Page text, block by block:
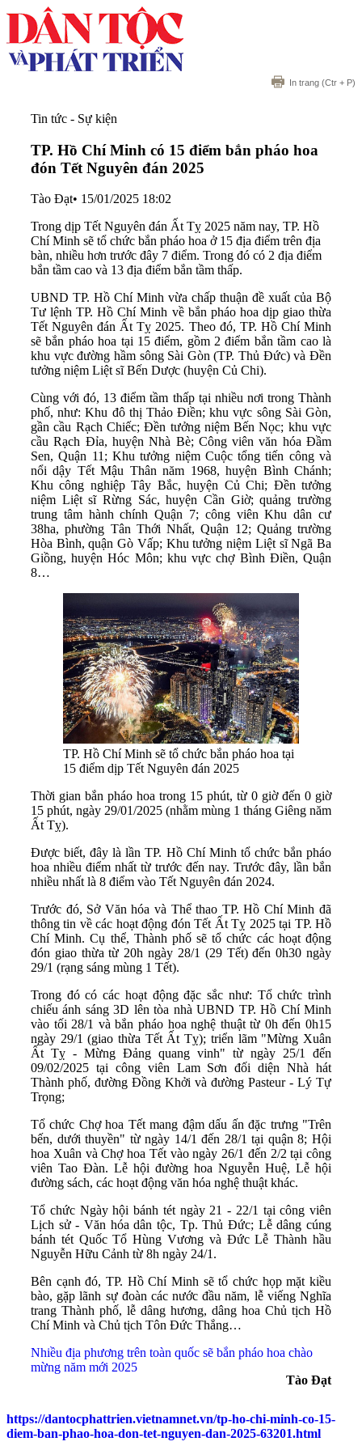
In trang (Ctr + P)
Tin tức - Sự kiện
TP. Hồ Chí Minh có 15 điểm bắn pháo hoa
đón Tết Nguyên đán 2025
Tào Đạt• 15/01/2025 18:02
Trong dịp Tết Nguyên đán Ất Tỵ 2025 năm nay, TP. Hồ
Chí Minh sẽ tổ chức bắn pháo hoa ở 15 địa điểm trên địa
bàn, nhiều hơn trước đây 7 điểm. Trong đó có 2 địa điểm
bắn tầm cao và 13 địa điểm bắn tầm thấp.
UBND TP. Hồ Chí Minh vừa chấp thuận đề xuất của Bộ
Tư lệnh TP. Hồ Chí Minh về bắn pháo hoa dịp giao thừa
Tết Nguyên đán Ất Tỵ 2025. Theo đó, TP. Hồ Chí Minh
sẽ bắn pháo hoa tại 15 điểm, gồm 2 điểm bắn tầm cao là
khu vực đường hầm sông Sài Gòn (TP. Thủ Đức) và Đền
tưởng niệm Liệt sĩ Bến Dược (huyện Củ Chi).
Cùng với đó, 13 điểm tầm thấp tại nhiều nơi trong Thành
phố, như: Khu đô thị Thảo Điền; khu vực sông Sài Gòn,
gần cầu Rạch Chiếc; Đền tưởng niệm Bến Nọc; khu vực
cầu Rạch Đỉa, huyện Nhà Bè; Công viên văn hóa Đầm
Sen, Quận 11; Khu tưởng niệm Cuộc tổng tiến công và
nổi dậy Tết Mậu Thân năm 1968, huyện Bình Chánh;
Khu công nghiệp Tây Bắc, huyện Củ Chi; Đền tưởng
niệm Liệt sĩ Rừng Sác, huyện Cần Giờ; quảng trường
trung tâm hành chính Quận 7; công viên Khu dân cư
38ha, phường Tân Thới Nhất, Quận 12; Quảng trường
Hòa Bình, quận Gò Vấp; Khu tưởng niệm Liệt sĩ Ngã Ba
Giồng, huyện Hóc Môn; khu vực chợ Bình Điền, Quận
8…
TP. Hồ Chí Minh sẽ tổ chức bắn pháo hoa tại
15 điểm dịp Tết Nguyên đán 2025
Thời gian bắn pháo hoa trong 15 phút, từ 0 giờ đến 0 giờ
15 phút, ngày 29/01/2025 (nhằm mùng 1 tháng Giêng năm
Ất Tỵ).
Được biết, đây là lần TP. Hồ Chí Minh tổ chức bắn pháo
hoa nhiều điểm nhất từ trước đến nay. Trước đây, lần bắn
nhiều nhất là 8 điểm vào Tết Nguyên đán 2024.
Trước đó, Sở Văn hóa và Thể thao TP. Hồ Chí Minh đã
thông tin về các hoạt động đón Tết Ất Tỵ 2025 tại TP. Hồ
Chí Minh. Cụ thể, Thành phố sẽ tổ chức các hoạt động
đón giao thừa từ 20h ngày 28/1 (29 Tết) đến 0h30 ngày
29/1 (rạng sáng mùng 1 Tết).
Trong đó có các hoạt động đặc sắc như: Tổ chức trình
chiếu ánh sáng 3D lên tòa nhà UBND TP. Hồ Chí Minh
vào tối 28/1 và bắn pháo hoa nghệ thuật từ 0h đến 0h15
ngày 29/1 (giao thừa Tết Ất Tỵ); triển lãm "Mừng Xuân
Ất Tỵ - Mừng Đảng quang vinh" từ ngày 25/1 đến
09/02/2025 tại công viên Lam Sơn đối diện Nhà hát
Thành phố, đường Đồng Khởi và đường Pasteur - Lý Tự
Trọng;
Tổ chức Chợ hoa Tết mang đậm dấu ấn đặc trưng "Trên
bến, dưới thuyền" từ ngày 14/1 đến 28/1 tại quận 8; Hội
hoa Xuân và Chợ hoa Tết vào ngày 26/1 đến 2/2 tại công
viên Tao Đàn. Lễ hội đường hoa Nguyễn Huệ, Lễ hội
đường sách, các hoạt động văn hóa nghệ thuật khác.
Tổ chức Ngày hội bánh tét ngày 21 - 22/1 tại công viên
Lịch sử - Văn hóa dân tộc, Tp. Thủ Đức; Lễ dâng cúng
bánh tét Quốc Tổ Hùng Vương và Đức Lễ Thành hầu
Nguyễn Hữu Cảnh từ 8h ngày 24/1.
Bên cạnh đó, TP. Hồ Chí Minh sẽ tổ chức họp mặt kiều
bào, gặp lãnh sự đoàn các nước đầu năm, lễ viếng Nghĩa
trang Thành phố, lễ dâng hương, dâng hoa Chủ tịch Hồ
Chí Minh và Chủ tịch Tôn Đức Thắng…
Nhiều địa phương trên toàn quốc sẽ bắn pháo hoa chào
mừng năm mới 2025
Tào Đạt
https://dantocphattrien.vietnamnet.vn/tp-ho-chi-minh-co-15-
diem-ban-phao-hoa-don-tet-nguyen-dan-2025-63201.html